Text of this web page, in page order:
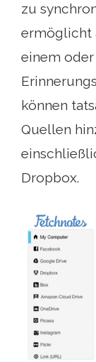
zu
ermöglicht
einem
können
Quellen
Dropbox.